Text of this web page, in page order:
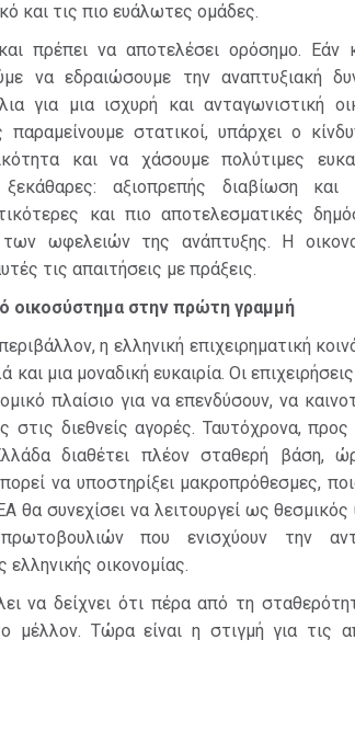
και τις πιο ευάλωτες ομάδες.
πρέπει να αποτελέσει ορόσημο. Εάν
να εδραιώσουμε την αναπτυξιακή
για μια ισχυρή και ανταγωνιστική
στατικοί, υπάρχει ο
και να χάσουμε πολύτιμες
ξεκάθαρες: αξιοπρεπής διαβίωση και
και πιο αποτελεσματικές
των ωφελειών της ανάπτυξης. Η
τις απαιτήσεις με πράξεις.
οικοσύστημα στην πρώτη γραμμή
η ελληνική επιχειρηματική
και μια μοναδική ευκαιρία. Οι
πλαίσιο για να επενδύσουν, να
στις διεθνείς αγορές. Ταυτόχρονα,
διαθέτει πλέον σταθερή βάση,
να υποστηρίξει μακροπρόθεσμες,
θα συνεχίσει να λειτουργεί ως
που ενισχύουν την
ελληνικής οικονομίας.
να δείχνει ότι πέρα από τη
μέλλον. Τώρα είναι η στιγμή για τις